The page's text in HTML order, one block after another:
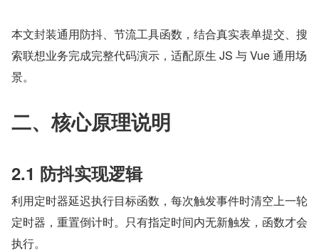
本文封装通用防抖、节流工具函数，结合真实表单提交、搜
索联想业务完成完整代码演示，适配原生 JS 与 Vue 通用场
景。
二、核心原理说明
2.1 防抖实现逻辑
利用定时器延迟执行目标函数，每次触发事件时清空上一轮
定时器，重置倒计时。只有指定时间内无新触发，函数才会
执行。